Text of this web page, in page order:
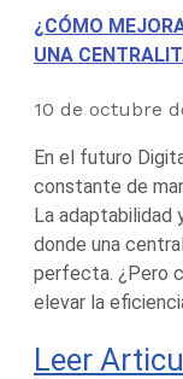
¿CÓMO
UNA
10 de octubre
En el futuro
constante de
La adaptabilidad
donde una
perfecta. ¿Pero
elevar la
Leer